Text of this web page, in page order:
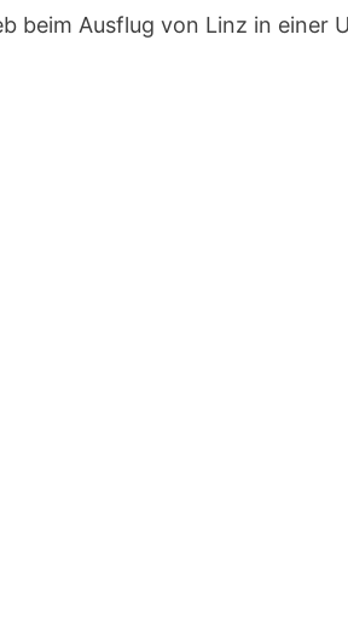
beim Ausflug von Linz in einer